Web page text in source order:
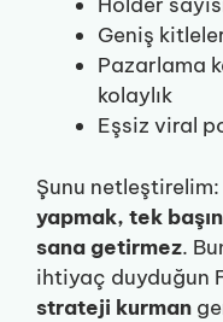
Geniş
Pazarlama
kolaylık
Eşsiz viral
Şunu netleştirelim:
yapmak, tek
sana getirmez.
ihtiyaç duyduğun
strateji kurman